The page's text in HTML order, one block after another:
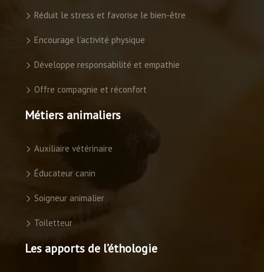
Réduit le stress et favorise le bien-être
Encourage l’activité physique
Développe responsabilité et empathie
Offre compagnie et réconfort
Métiers animaliers
Auxiliaire vétérinaire
Éducateur canin
Soigneur animalier
Toiletteur
Les apports de l’éthologie